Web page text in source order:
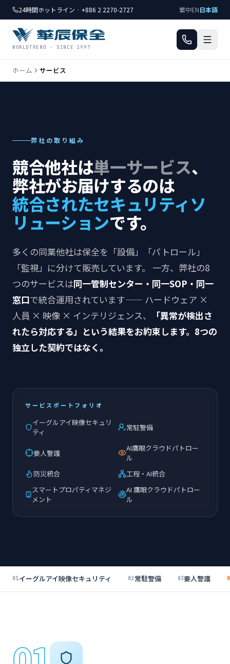
24時間ホットライン · +886 2 2270-2727 繁中EN日本語
WORLDTREND · SINCE 1997
ホーム サービス
弊社の取り組み
競合他社は単一サービス、
弊社がお届けするのは
統合されたセキュリティソ
リューションです。
多くの同業他社は保全を「設備」「パトロール」
「監視」に分けて販売しています。 一方、弊社の8
つのサービスは同一管制センター・同一SOP・同一
窓口で統合運用されています—— ハードウェア ×
人員 × 映像 × インテリジェンス、
「異常が検出さ
れたら対応する」という結果をお約束します。8つの
独立した契約ではなく。
サービスポートフォリオ
イーグルアイ映像セキュリ
ティ
常駐警備
要人警護
AI鷹眼クラウドパトロー
ル
防災統合
工程・AI統合
スマートプロパティマネジ
メント
AI 鷹眼クラウドパトロー
ル
01イーグルアイ映像セキュリティ 02常駐警備 03要人警護